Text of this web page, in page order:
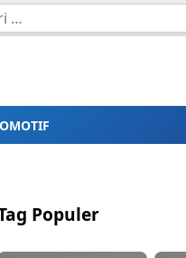
Populer